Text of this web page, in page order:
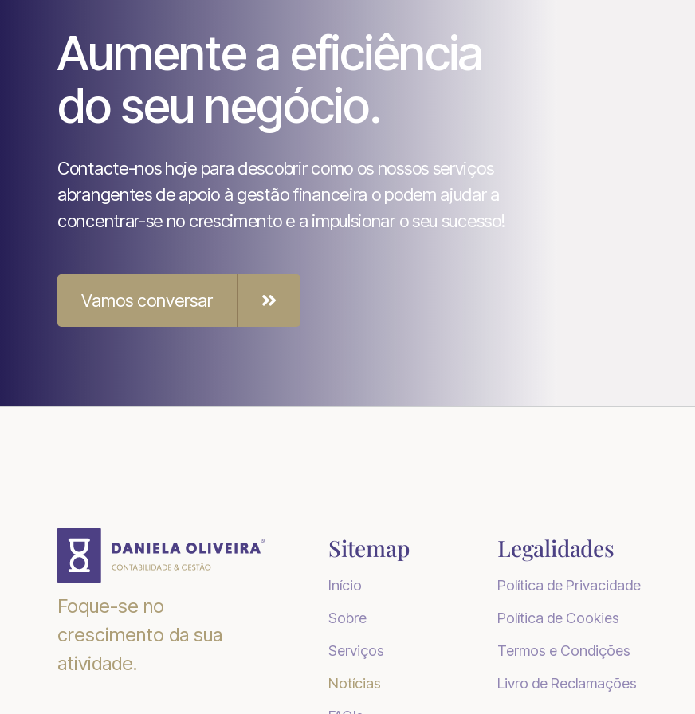
Aumente a eficiência
do seu negócio.
Contacte-nos hoje para descobrir como os nossos serviços
abrangentes de apoio à gestão financeira o podem ajudar a
concentrar-se no crescimento e a impulsionar o seu sucesso!
Vamos conversar 
Foque-se no
crescimento da sua
atividade.
Sitemap
Início
Sobre
Serviços
Notícias
Legalidades
Política de Privacidade
Política de Cookies
Termos e Condições
Livro de Reclamações